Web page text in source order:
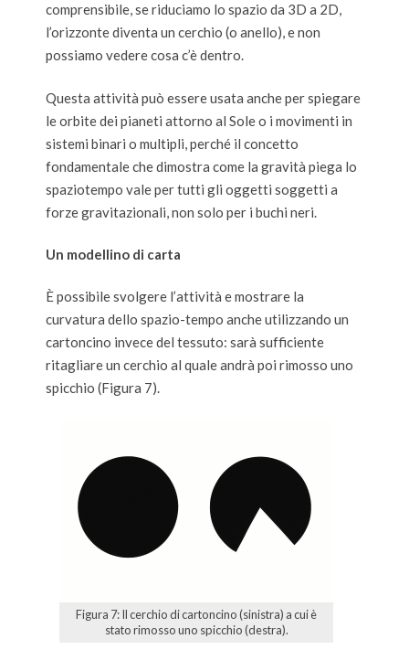
comprensibile, se riduciamo lo spazio da 3D a 2D,
l’orizzonte diventa un cerchio (o anello), e non
possiamo vedere cosa c’è dentro.
Questa attività può essere usata anche per spiegare
le orbite dei pianeti attorno al Sole o i movimenti in
sistemi binari o multipli, perché il concetto
fondamentale che dimostra come la gravità piega lo
spaziotempo vale per tutti gli oggetti soggetti a
forze gravitazionali, non solo per i buchi neri.
Un modellino di carta
È possibile svolgere l’attività e mostrare la
curvatura dello spazio-tempo anche utilizzando un
cartoncino invece del tessuto: sarà sufficiente
ritagliare un cerchio al quale andrà poi rimosso uno
spicchio (Figura 7).
Figura 7: Il cerchio di cartoncino (sinistra) a cui è
stato rimosso uno spicchio (destra).